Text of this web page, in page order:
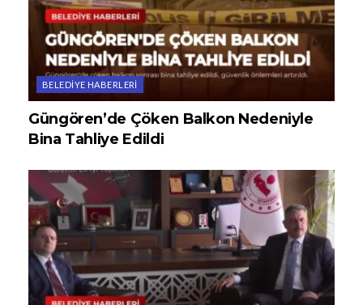
BELEDIYE HABERLERI
Güngören’de Çöken Balkon Nedeniyle
Bina Tahliye Edildi